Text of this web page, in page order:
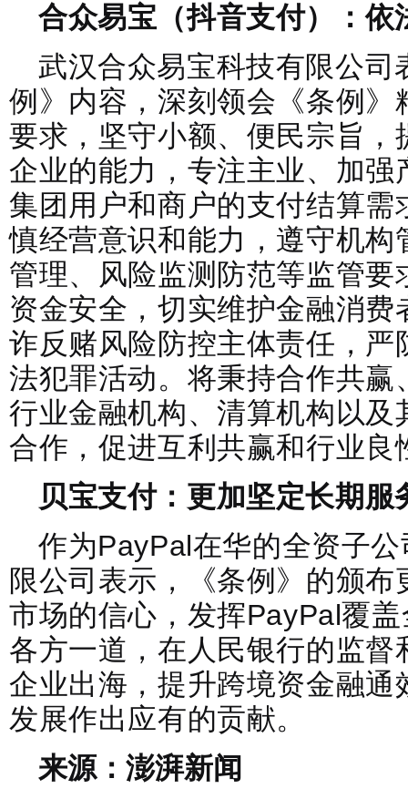
合众易宝（抖音支付）：依
武汉合众易宝科技有限公司
例》内容，深刻领会《条例
要求，坚守小额、便民宗旨
企业的能力，专注主业、加
集团用户和商户的支付结算
慎经营意识和能力，遵守机
管理、风险监测防范等监管
资金安全，切实维护金融消
诈反赌风险防控主体责任，
法犯罪活动。将秉持合作共
行业金融机构、清算机构以
合作，促进互利共赢和行业良
贝宝支付：更加坚定长期服
作为PayPal在华的全资子
限公司表示，《条例》的颁
市场的信心，发挥PayPal覆
各方一道，在人民银行的监
企业出海，提升跨境资金融
发展作出应有的贡献。
来源：澎湃新闻